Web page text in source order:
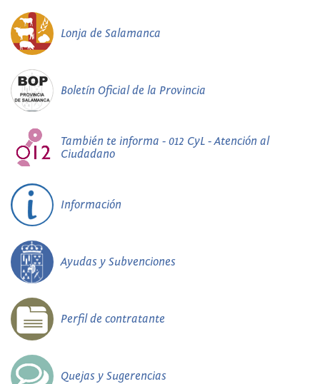
Lonja de Salamanca
Boletín Oficial de la Provincia
También te informa - 012 CyL - Atención al
Ciudadano
Información
Ayudas y Subvenciones
Perfil de contratante
Quejas y Sugerencias